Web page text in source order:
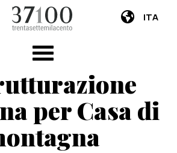
ITA
per Casa di